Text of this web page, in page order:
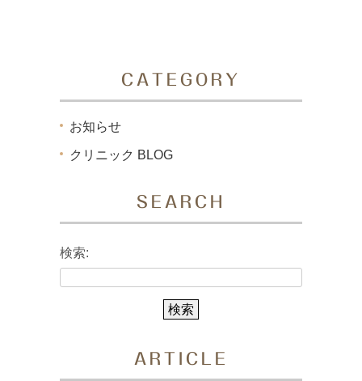
CATEGORY
お知らせ
クリニック BLOG
SEARCH
検索:
ARTICLE